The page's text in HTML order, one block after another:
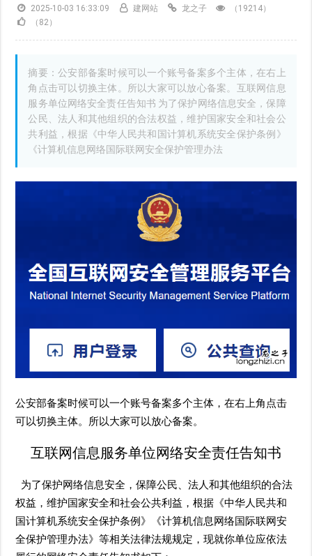
2025-10-03 16:33:09 建网站 龙之子
（19214）
（82）
摘要：公安部备案时候可以一个账号备案多个主体，在右上
角点击可以切换主体。所以大家可以放心备案。互联网信息
服务单位网络安全责任告知书 为了保护网络信息安全，保障
公民、法人和其他组织的合法权益，维护国家安全和社会公
共利益，根据《中华人民共和国计算机系统安全保护条例》
《计算机信息网络国际联网安全保护管理办法
公安部备案时候可以一个账号备案多个主体，在右上角点击
可以切换主体。所以大家可以放心备案。
互联网信息服务单位网络安全责任告知书
为了保护网络信息安全，保障公民、法人和其他组织的合法
权益，维护国家安全和社会公共利益，根据《中华人民共和
国计算机系统安全保护条例》《计算机信息网络国际联网安
全保护管理办法》等相关法律法规规定，现就你单位应依法